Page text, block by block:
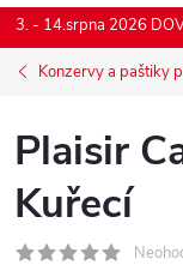
3. - 14.srpna 2026
Konzervy a paštiky
Plaisir
Kuřecí